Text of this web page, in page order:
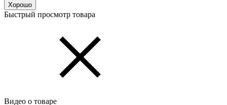
Хорошо
Быстрый просмотр товара
Видео о товаре